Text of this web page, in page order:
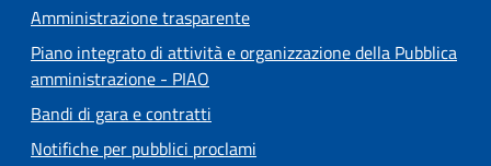
Amministrazione trasparente
Piano integrato di attività e organizzazione della Pubblica
amministrazione - PIAO
Bandi di gara e contratti
Notifiche per pubblici proclami